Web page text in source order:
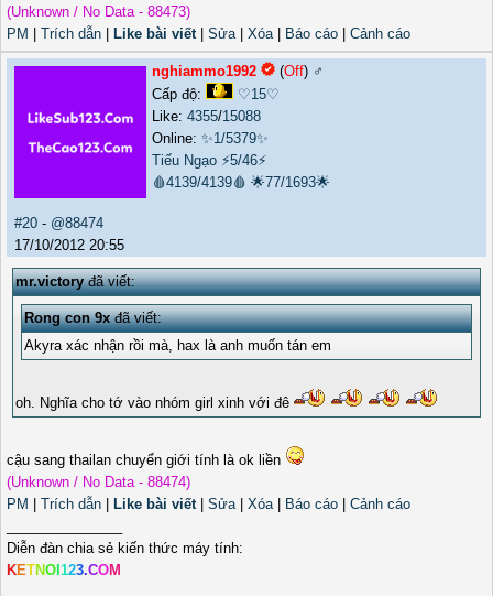
(Unknown / No Data - 88473)
PM
Trích dẫn Like bài viết| Sửa| Xóa| Báo cáo Cảnh cáo
nghiammo1992 (Off) ♂️
Cấp độ:
♡15♡
Like: 4355/15088
Online: ✨1/5379✨
Tiếu Ngạo ⚡5/46⚡
🩸4139/4139🩸 🌟77/1693🌟
#20 - @88474
17/10/2012 20:55
mr.victoryđã viết:
Rong con 9xđã viết:
Akyra xác nhận rồi mà, hax là anh muốn tán em
oh. Nghĩa cho tớ vào nhóm girl xinh với đê
cậu sang thailan chuyển giới tính là ok liền
(Unknown / No Data - 88474)
PM
Trích dẫn Like bài viết| Sửa| Xóa| Báo cáo
Cảnh cáo
Diễn đàn chia sẻ kiến thức máy tính:
KETNO 123.COM